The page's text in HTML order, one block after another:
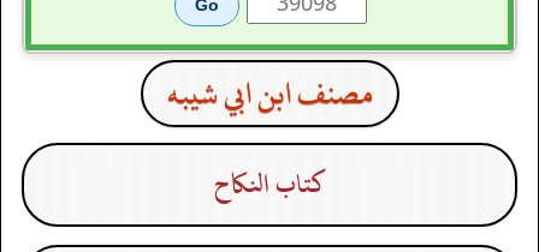
مصنف ابن ابي شيبه
كتاب النكاح